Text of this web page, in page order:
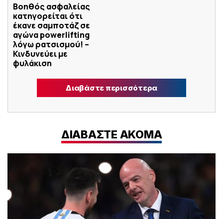
Βοηθός ασφαλείας
κατηγορείται ότι
έκανε σαμποτάζ σε
αγώνα powerlifting
λόγω ρατσισμού! –
Κινδυνεύει με
φυλάκιση
Διαβάστε περισσότερα
ΔΙΑΒΑΣΤΕ ΑΚΟΜΑ